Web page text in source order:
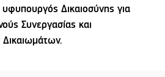
Δικαιοσύνης για
Συνεργασίας και